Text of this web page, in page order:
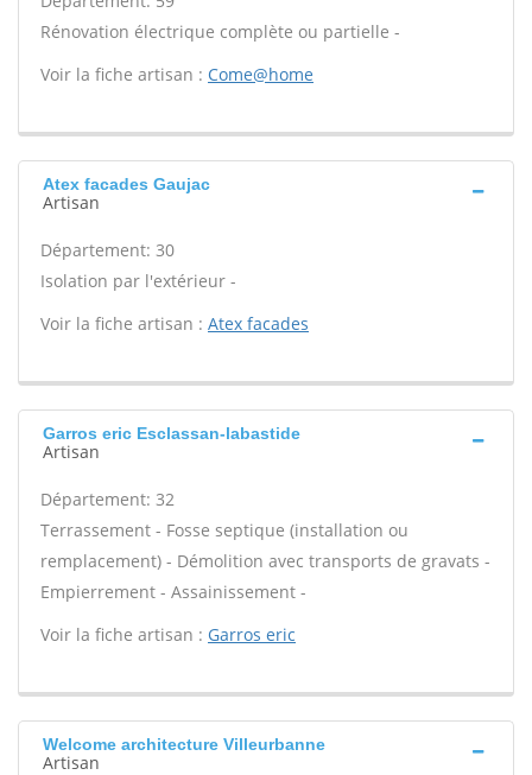
Rénovation électrique complète ou partielle -
Voir la fiche artisan : Come@home
Atex facades Gaujac
Artisan
Département: 30
Isolation par l'extérieur -
Voir la fiche artisan : Atex facades
Garros eric Esclassan-labastide
Artisan
Département: 32
Terrassement - Fosse septique (installation ou
remplacement) - Démolition avec transports de gravats -
Empierrement - Assainissement -
Voir la fiche artisan : Garros eric
Welcome architecture Villeurbanne
Artisan